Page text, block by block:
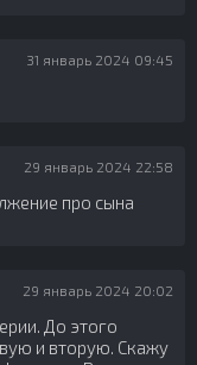
31 январь 2024 09:45
29 январь 2024 22:58
про сына
29 январь 2024 20:02
До этого
и вторую. Скажу